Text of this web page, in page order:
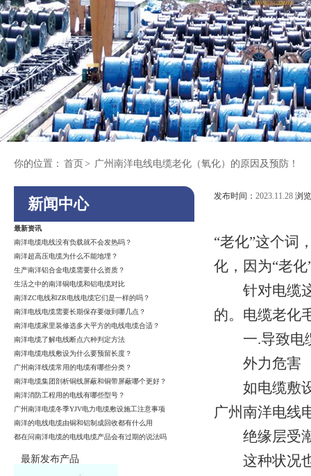
你的位置： 首页 > 广州南洋电线电缆老化（氧化）的原因及预防！
新闻中心
最新资讯
南洋电缆电线没有负载就不会发热吗？
南洋超高压电缆为什么不能地埋？
生产南洋铝合金电缆需要什么资质？
生活之中的南洋铜电缆和铝电缆对比
南洋ZC电线和ZR电线电缆它们是一样的吗？
南洋电线电缆需要长期保存要做到哪几点？
南洋电缆家里装修选多大平方的电线电缆合适？
南洋电缆了解电线断点六种判定方法
南洋电缆电线敷设为什么要预留长度？
广州南洋线缆常用的电缆有哪些分类？
南洋电缆集团剖析铜线屏蔽和铜带屏蔽哪个更好？
南洋消防工程用的电线有哪些型号？
广州南洋电缆冬季YJV电力电缆敷设施工注意事项
南洋的电线电缆由铜和铝制成回收都有什么用
都在问南洋电缆的电线电缆产品会有过期的说法吗
最新发布产品
发布时间： 2023.11.28 浏
“老化”这个词
化，因为“老
针对电缆这
的。电缆老化
一.导致电
外力危害
如电缆敷设
广州南洋电线
绝缘层受
这种状况也